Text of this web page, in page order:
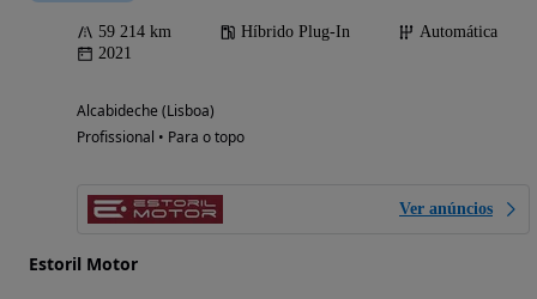
59 214 km Híbrido Plug-In
Automática
2021
Alcabideche (Lisboa)
Profissional • Para o topo
Ver anúncios
Estoril Motor